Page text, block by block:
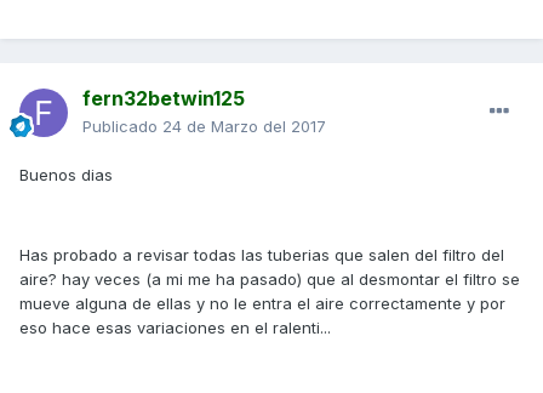
fern32betwin125
Publicado 24 de Marzo del 2017
Buenos dias
Has probado a revisar todas las tuberias que salen del filtro del
aire? hay veces (a mi me ha pasado) que al desmontar el filtro se
mueve alguna de ellas y no le entra el aire correctamente y por
eso hace esas variaciones en el ralenti...